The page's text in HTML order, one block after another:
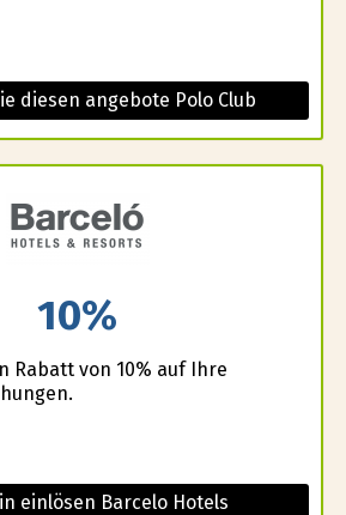
diesen angebote Polo Club
10%
Rabatt von 10% auf Ihre
einlösen Barcelo Hotels